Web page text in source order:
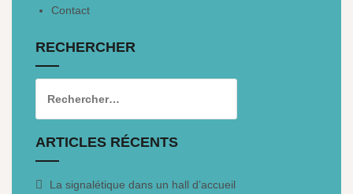
Contact
RECHERCHER
ARTICLES RÉCENTS
La signalétique dans un hall d’accueil